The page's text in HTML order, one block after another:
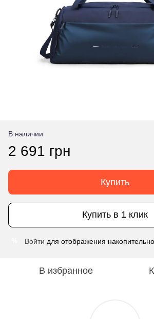
В наличии
2 691 грн
Купить
Купить в 1 клик
Войти для отображения
В избранное